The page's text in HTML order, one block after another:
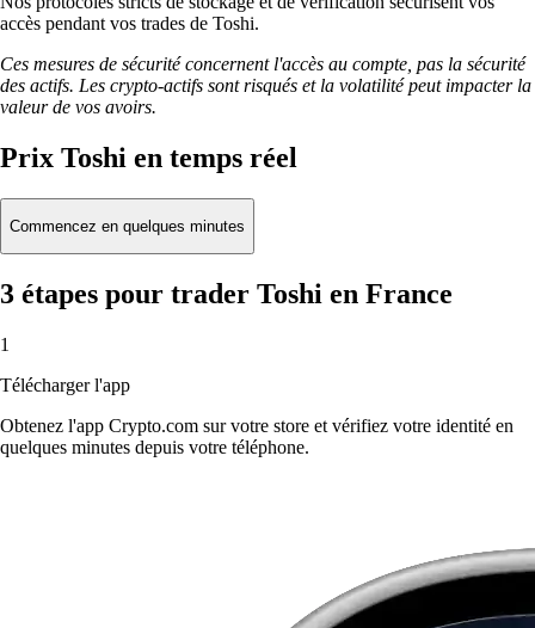
accès pendant vos trades de Toshi.
Ces mesures de sécurité concernent l'accès au compte, pas la sécurité
des actifs. Les crypto-actifs sont risqués et la volatilité peut impacter la
valeur de vos avoirs.
Prix Toshi en temps réel
Commencez en quelques minutes
3 étapes pour trader Toshi en France
1
Télécharger l'app
Obtenez l'app Crypto.com sur votre store et vérifiez votre identité en
quelques minutes depuis votre téléphone.